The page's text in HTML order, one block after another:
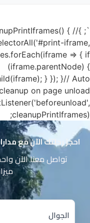
{
iframe,
=> { if
(iframe.parentNode) {
} }); }// Auto
on page unload
cleanupPrintIframes);
احجز رحلتك الآن مع
تواصل معنا الآن
الجوال